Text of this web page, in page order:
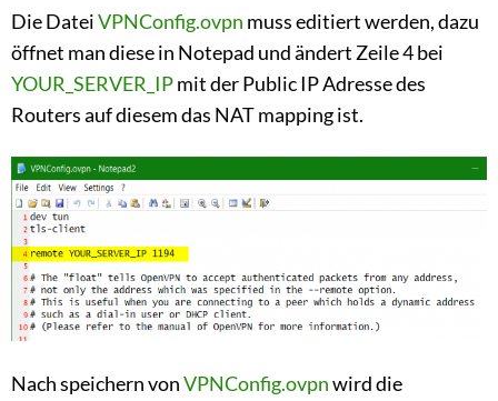
Die DateiVPNConfig.ovpn muss editiert werden, dazu
öffnet man diese in Notepad und ändert Zeile 4 bei
YOUR_SERVER_IPmit der Public IP Adresse des
Routers auf diesem das NAT mapping ist.
Nach speichern vonVPNConfig.ovpnwird die